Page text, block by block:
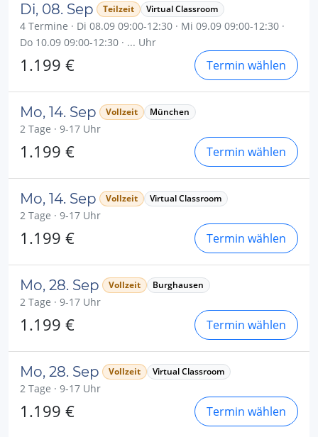
Di, 08. Sep Teilzeit Virtual Classroom
4 Termine · Di 08.09 09:00-12:30 · Mi 09.09 09:00-12:30 ·
Do 10.09 09:00-12:30 · ... Uhr
1.199 € Termin wählen
Mo, 14. Sep Vollzeit München
2 Tage · 9-17 Uhr
1.199 € Termin wählen
Mo, 14. Sep Vollzeit Virtual Classroom
2 Tage · 9-17 Uhr
1.199 € Termin wählen
Mo, 28. Sep Vollzeit Burghausen
2 Tage · 9-17 Uhr
1.199 € Termin wählen
Mo, 28. Sep Vollzeit Virtual Classroom
2 Tage · 9-17 Uhr
1.199 € Termin wählen